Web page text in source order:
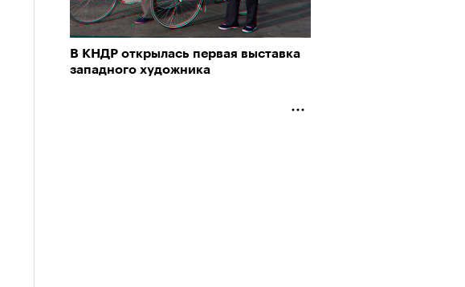
В КНДР открылась первая выставка
западного художника